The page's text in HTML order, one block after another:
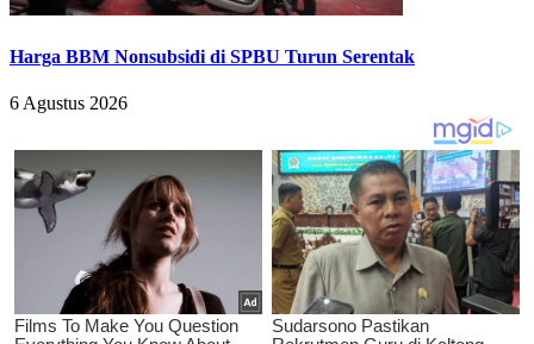
Harga BBM Nonsubsidi di SPBU Turun Serentak
6 Agustus 2026